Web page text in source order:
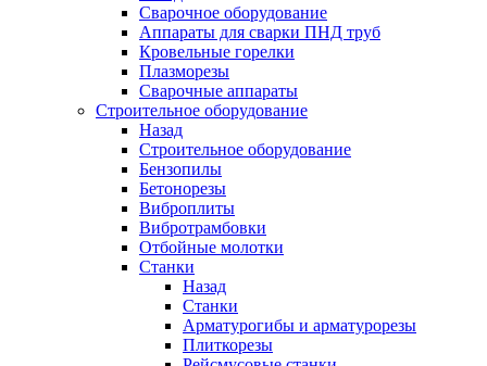
Сварочное оборудование
Аппараты для сварки ПНД труб
Кровельные горелки
Плазморезы
Сварочные аппараты
Строительное оборудование
Назад
Строительное оборудование
Бензопилы
Бетонорезы
Виброплиты
Вибротрамбовки
Отбойные молотки
Станки
Назад
Станки
Арматурогибы и арматурорезы
Плиткорезы